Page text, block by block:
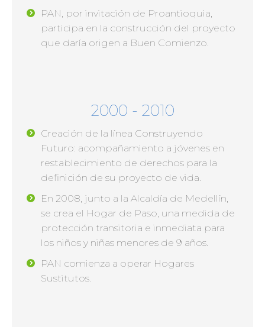
PAN, por invitación de Proantioquia,
participa en la construcción del proyecto
que daría origen a Buen Comienzo.
2000 - 2010
Creación de la línea Construyendo
Futuro: acompañamiento a jóvenes en
restablecimiento de derechos para la
definición de su proyecto de vida.
En 2008, junto a la Alcaldía de Medellín,
se crea el Hogar de Paso, una medida de
protección transitoria e inmediata para
los niños y niñas menores de 9 años.
PAN comienza a operar Hogares
Sustitutos.